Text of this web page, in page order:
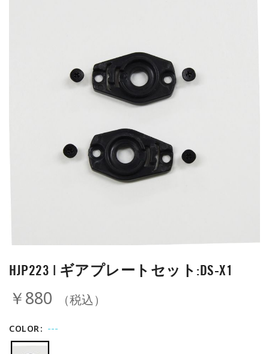
HJP223 | ギアプレートセット:DS-X1
￥880 （税込）
COLOR ---